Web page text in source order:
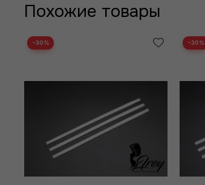
Похожие товары
−30% −30%